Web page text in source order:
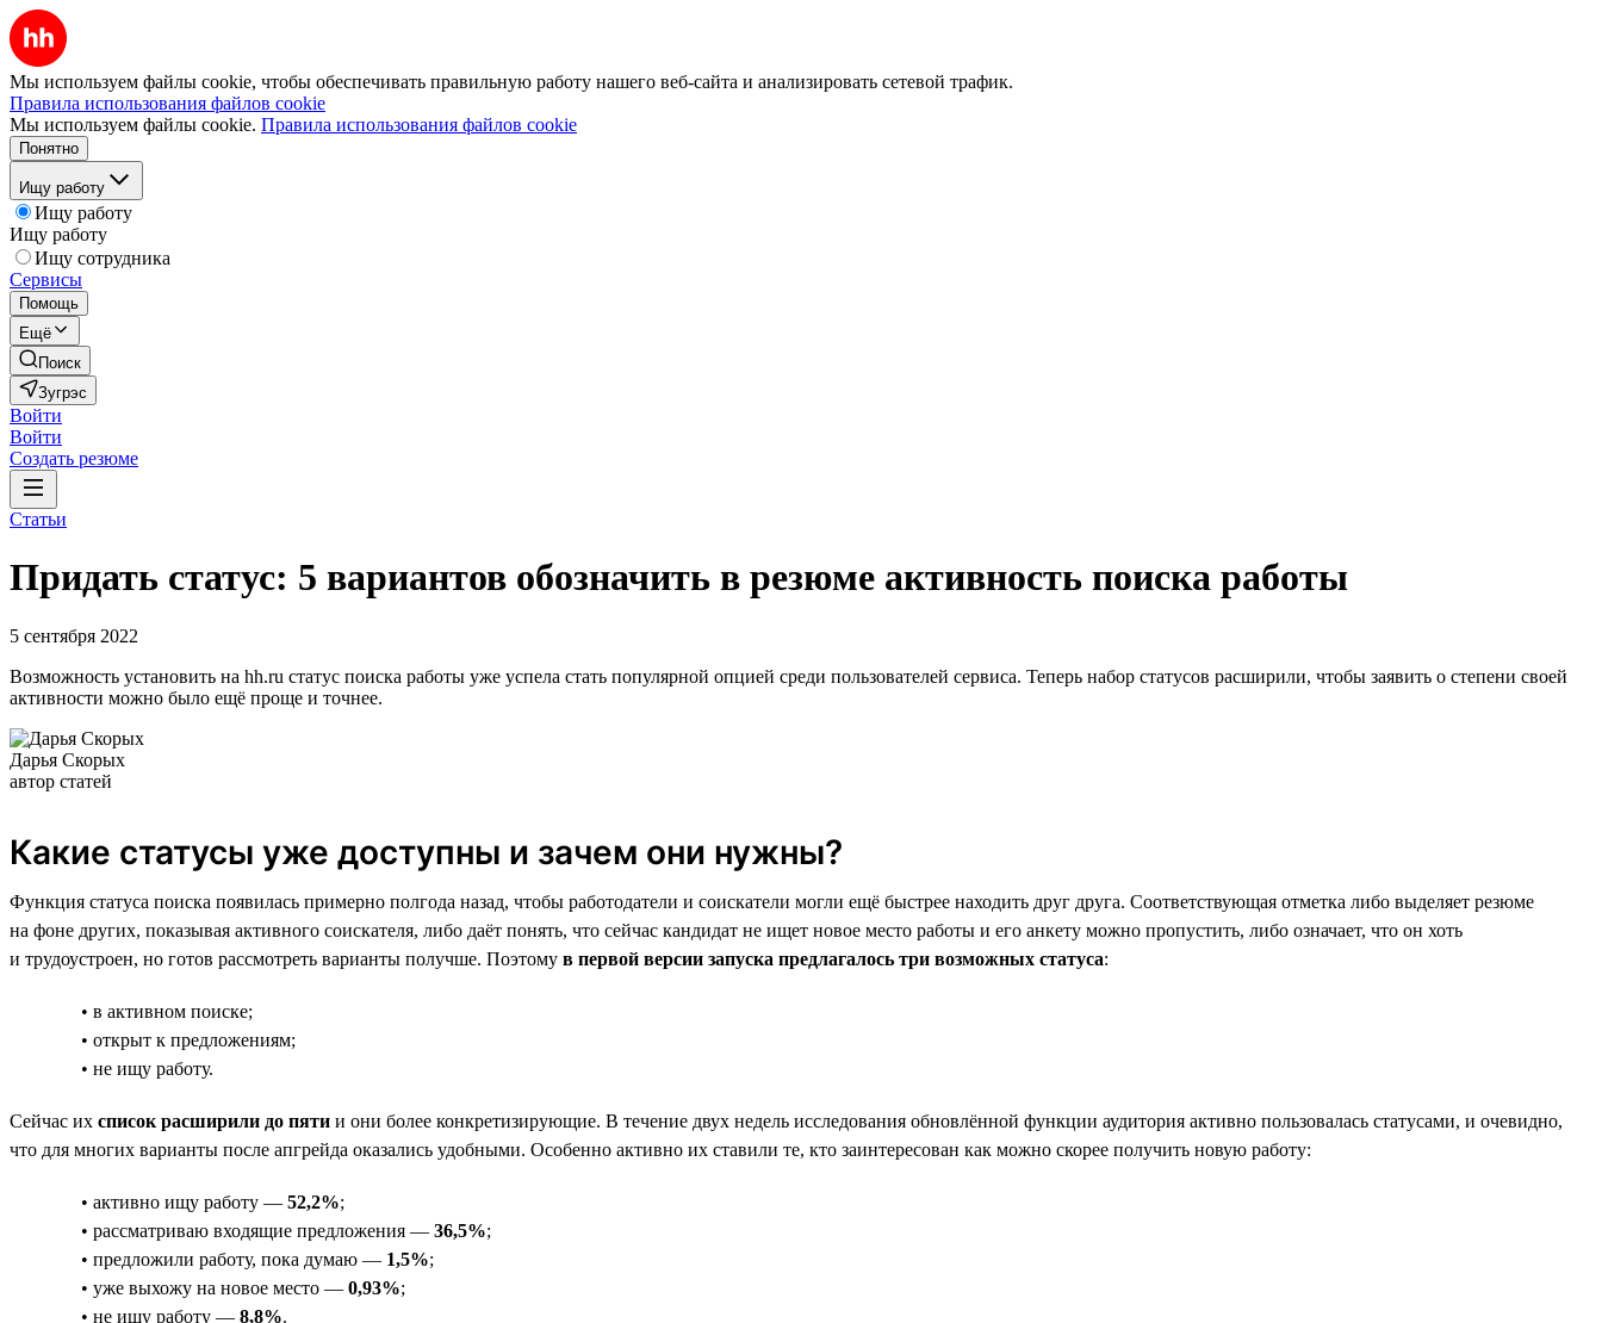
Мы используем файлы cookie, чтобы обеспечивать правильную работу нашего веб-сайта и анализировать сетевой трафик.
Правила использования файлов cookie
Мы используем файлы cookie. Правила использования файлов cookie
Понятно
Ищу работу
Ищу работу
Ищу работу
Ищу сотрудника
Сервисы
Помощь
Ещё
Поиск
Зугрэс
Войти
Войти
Создать резюме
Статьи
Придать статус: 5 вариантов обозначить в резюме активность поиска работы
5 сентября 2022
Возможность установить на hh.ru статус поиска работы уже успела стать популярной опцией среди пользователей сервиса. Теперь набор статусов расширили, чтобы заявить о степени своей
активности можно было ещё проще и точнее.
Дарья Скорых
автор статей
Какие статусы уже доступны и зачем они нужны?
Функция статуса поиска появилась примерно полгода назад, чтобы работодатели и соискатели могли ещё быстрее находить друг друга. Соответствующая отметка либо выделяет резюме
на фоне других, показывая активного соискателя, либо даёт понять, что сейчас кандидат не ищет новое место работы и его анкету можно пропустить, либо означает, что он хоть
и трудоустроен, но готов рассмотреть варианты получше. Поэтому в первой версии запуска предлагалось три возможных статуса:
• в активном поиске;
• открыт к предложениям;
• не ищу работу.
Сейчас их список расширили до пяти и они более конкретизирующие. В течение двух недель исследования обновлённой функции аудитория активно пользовалась статусами, и очевидно,
что для многих варианты после апгрейда оказались удобными. Особенно активно их ставили те, кто заинтересован как можно скорее получить новую работу:
• активно ищу работу — 52,2%;
• рассматриваю входящие предложения — 36,5%;
• предложили работу, пока думаю — 1,5%;
• уже выхожу на новое место — 0,93%;
• не ищу работу — 8,8%.